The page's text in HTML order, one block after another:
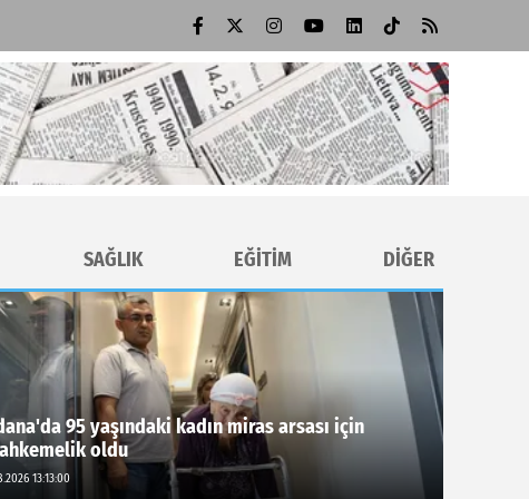
SAĞLIK EĞİTİM DİĞER
95 yaşındaki kadın miras arsası için
oldu
13:13:00